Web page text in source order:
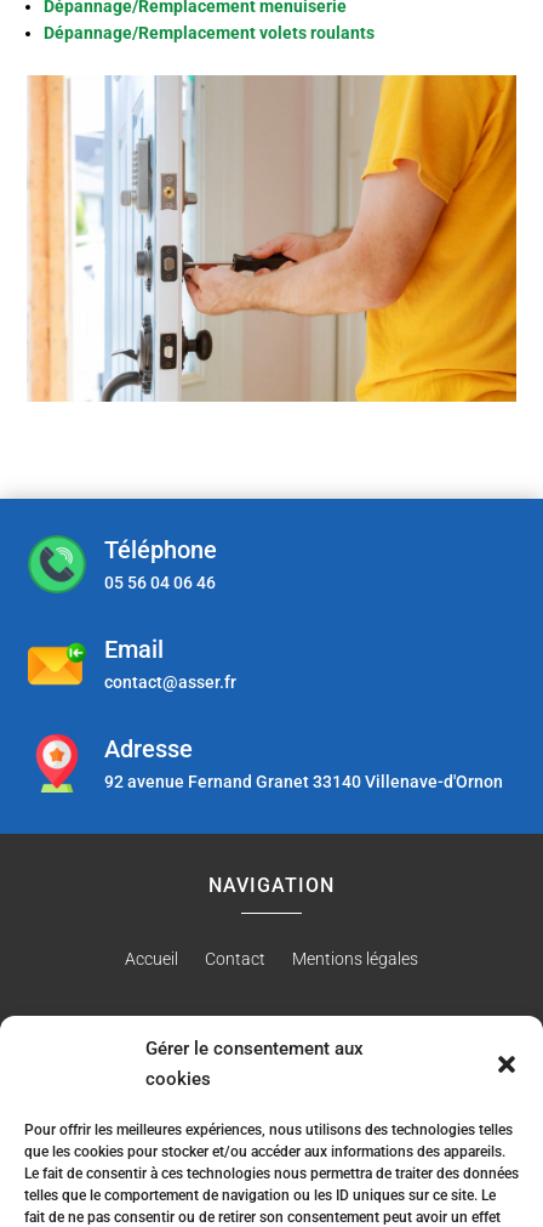
Gérer le consentement aux
cookies
Pour offrir les meilleures expériences, nous utilisons des technologies telles
que les cookies pour stocker et/ou accéder aux informations des appareils.
Le fait de consentir à ces technologies nous permettra de traiter des données
telles que le comportement de navigation ou les ID uniques sur ce site. Le
fait de ne pas consentir ou de retirer son consentement peut avoir un effet
Dépannage/Remplacement menuiserie
Dépannage/Remplacement volets roulants
Téléphone
05 56 04 06 46
Email
contact@asser.fr
Adresse
92 avenue Fernand Granet 33140 Villenave-d'Ornon
NAVIGATION
Accueil Contact Mentions légales